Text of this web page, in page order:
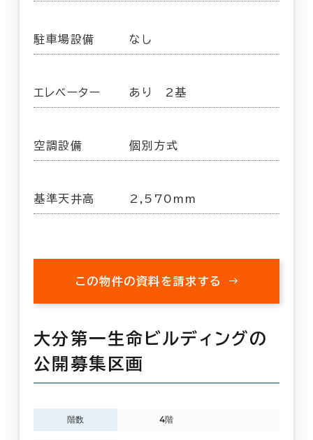
駐車場設備 なし
エレベーター あり 2基
空調設備 個別方式
基準天井高 2,570mm
この物件の資料を請求する
大分第一生命ビルディングの
公開募集区画
階数 4階